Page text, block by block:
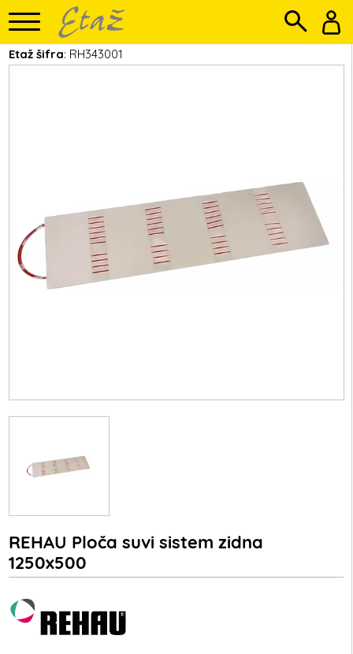
Etaž šifra: RH343001
REHAU Ploča suvi sistem zidna
1250x500